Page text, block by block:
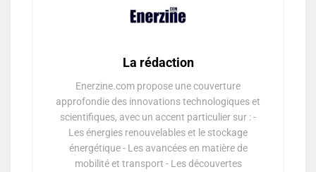
La rédaction
Enerzine.com propose une couverture
approfondie des innovations technologiques et
scientifiques, avec un accent particulier sur : -
Les énergies renouvelables et le stockage
énergétique - Les avancées en matière de
mobilité et transport - Les découvertes